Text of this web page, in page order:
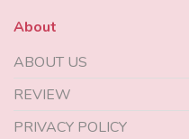
About
ABOUT US
REVIEW
PRIVACY POLICY